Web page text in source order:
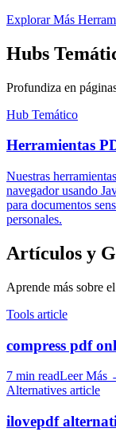
Explorar Más
Hubs
Profundiza en
Hub Temático
Herramientas
Nuestras
navegador usando
para documentos
personales.
Artículos y
Aprende más sobre
Tools article
compress pdf
7 min readLeer Más
Alternatives article
ilovepdf